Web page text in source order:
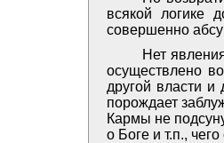
всякой логике
совершенно
Нет
осуществлено
другой власти и
порождает
Кармы не
о Боге и т.п.,